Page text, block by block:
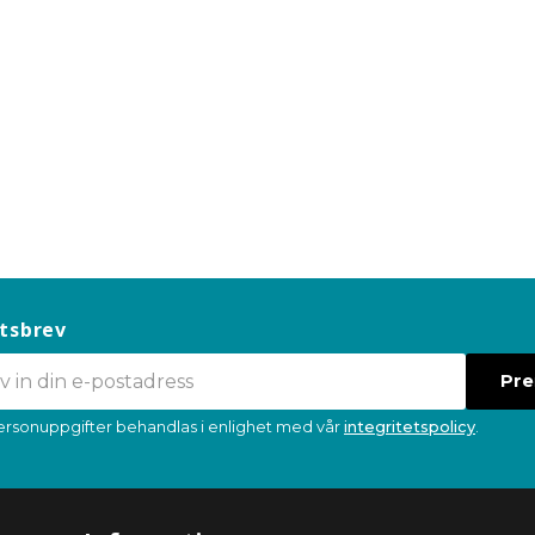
behandlas i enlighet med vårintegritetspolicy.